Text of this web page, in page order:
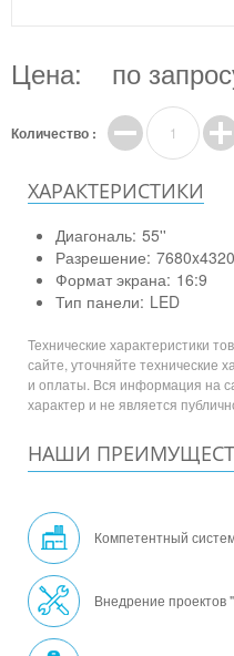
Цена: по
Количество :
ХАРАКТЕРИСТИКИ
Диагональ: 55''
Разрешение:
Формат экрана: 16:9
Тип панели: LED
Технические характеристики
сайте, уточняйте технические
и оплаты. Вся информация на
характер и не является
НАШИ
Компетентный
Внедрение проектов